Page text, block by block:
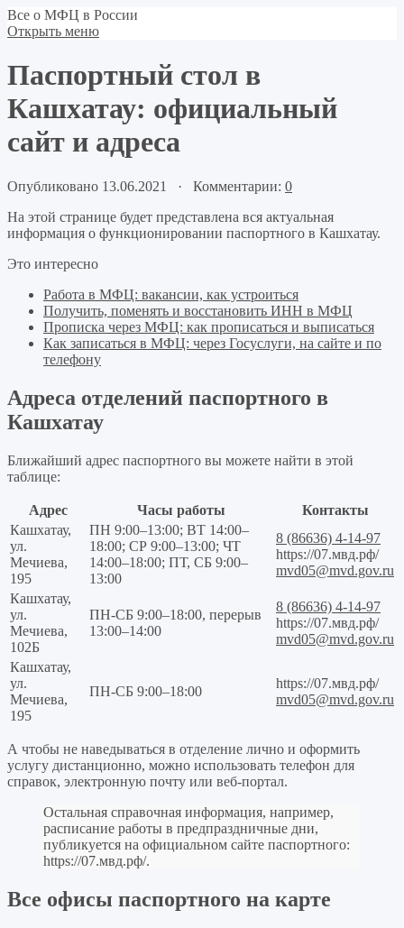
Все о МФЦ в России
Открыть меню
Паспортный стол в
Кашхатау: официальный
сайт и адреса
Опубликовано 13.06.2021 · Комментарии: 0
На этой странице будет представлена вся актуальная
информация о функционировании паспортного в Кашхатау.
Это интересно
Работа в МФЦ: вакансии, как устроиться
Получить, поменять и восстановить ИНН в МФЦ
Прописка через МФЦ: как прописаться и выписаться
Как записаться в МФЦ: через Госуслуги, на сайте и по
телефону
Адреса отделений паспортного в
Кашхатау
Ближайший адрес паспортного вы можете найти в этой
таблице:
Адрес Часы работы
Контакты
Кашхатау,
ул.
Мечиева,
195
ПН 9:00–13:00; ВТ 14:00–
18:00; СР 9:00–13:00; ЧТ
14:00–18:00; ПТ, СБ 9:00–
13:00
8 (86636) 4-14-97
https://07.мвд.рф/
mvd05@mvd.gov.ru
Кашхатау,
ул.
Мечиева,
102Б
ПН-СБ 9:00–18:00, перерыв
13:00–14:00
8 (86636) 4-14-97
https://07.мвд.рф/
mvd05@mvd.gov.ru
Кашхатау,
ул.
Мечиева,
195
ПН-СБ 9:00–18:00
https://07.мвд.рф/
mvd05@mvd.gov.ru
А чтобы не наведываться в отделение лично и оформить
услугу дистанционно, можно использовать телефон для
справок, электронную почту или веб-портал.
Остальная справочная информация, например,
расписание работы в предпраздничные дни,
публикуется на официальном сайте паспортного:
https://07.мвд.рф/.
Все офисы паспортного на карте